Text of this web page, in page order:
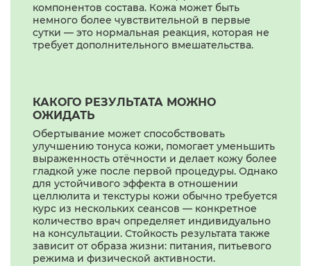
компонентов состава. Кожа может быть
немного более чувствительной в первые
сутки — это нормальная реакция, которая не
требует дополнительного вмешательства.
КАКОГО РЕЗУЛЬТАТА МОЖНО
ОЖИДАТЬ
Обертывание может способствовать
улучшению тонуса кожи, помогает уменьшить
выраженность отёчности и делает кожу более
гладкой уже после первой процедуры. Однако
для устойчивого эффекта в отношении
целлюлита и текстуры кожи обычно требуется
курс из нескольких сеансов — конкретное
количество врач определяет индивидуально
на консультации. Стойкость результата также
зависит от образа жизни: питания, питьевого
режима и физической активности.